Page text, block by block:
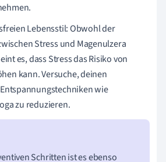
Lebensstil: Obwohl der
Stress und Magenulzera
es, dass Stress das Risiko von
kann. Versuche, deinen
wie
zu reduzieren.
Schritten ist es ebenso